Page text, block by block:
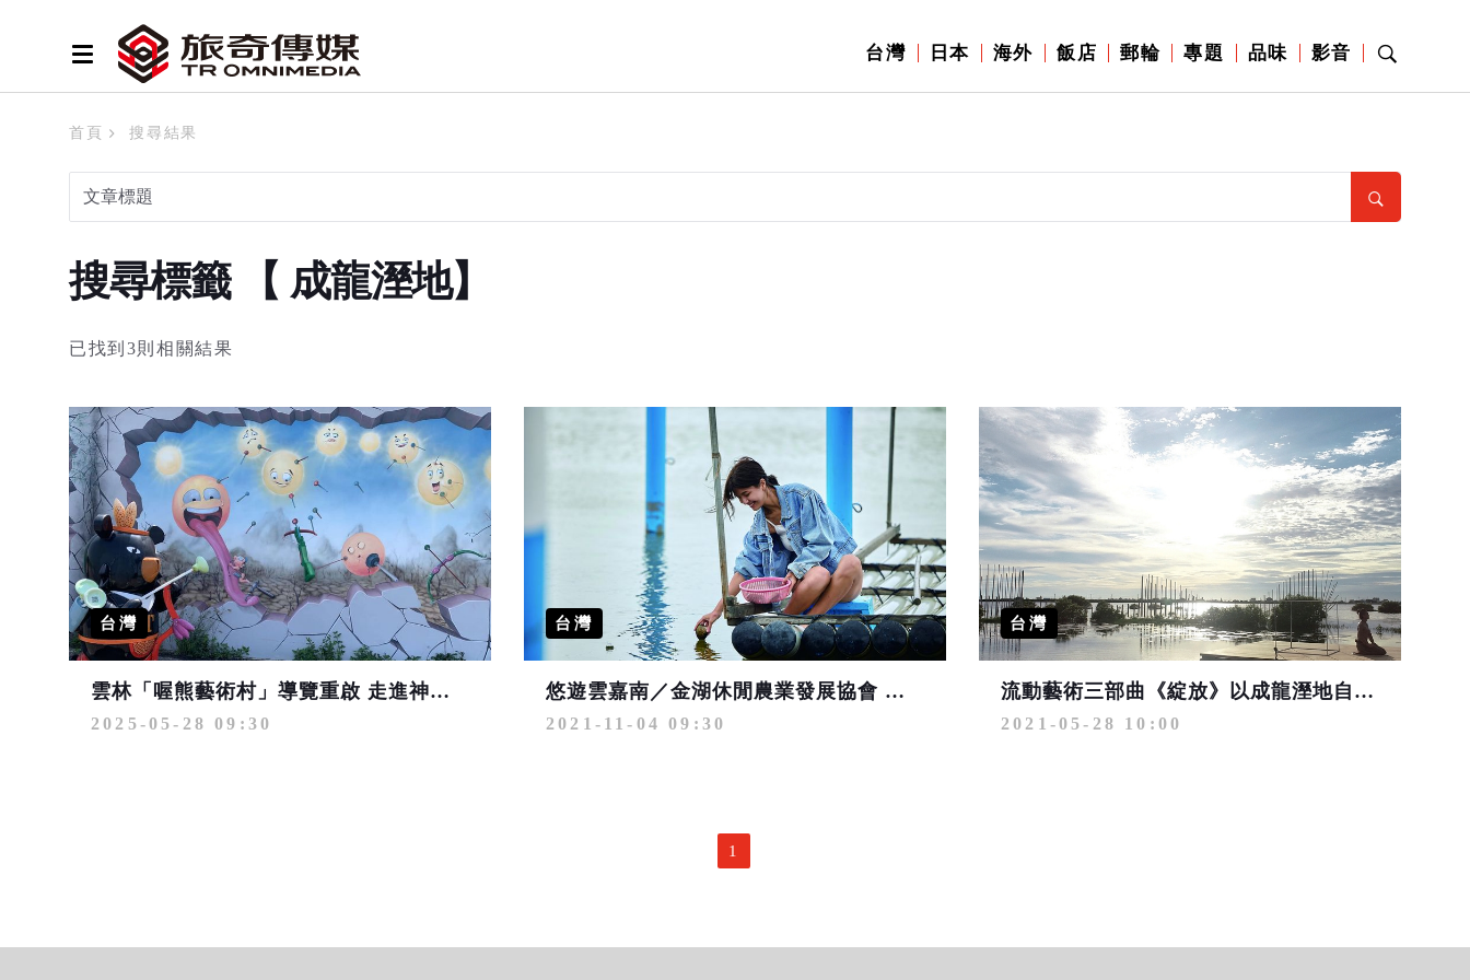
台灣 日本 海外 飯店 郵輪 專題 品味 影音
首頁 搜尋結果
搜尋標籤 【 成龍溼地】
已找到3則相關結果
台灣
雲林「喔熊藝術村」導覽重啟 走進神話彩繪與海濱詩意的藝術時光
2025-05-28 09:30
台灣
悠遊雲嘉南／金湖休閒農業發展協會 打造親海之旅
2021-11-04 09:30
台灣
流動藝術三部曲《綻放》以成龍溼地自然生態為舞台
2021-05-28 10:00
1